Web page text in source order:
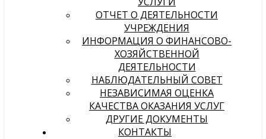
ОТЧЕТ О ДЕЯТЕЛЬНОСТИ
УЧРЕЖДЕНИЯ
ИНФОРМАЦИЯ О ФИНАНСОВО-
ХОЗЯЙСТВЕННОЙ
ДЕЯТЕЛЬНОСТИ
НАБЛЮДАТЕЛЬНЫЙ СОВЕТ
НЕЗАВИСИМАЯ ОЦЕНКА
КАЧЕСТВА ОКАЗАНИЯ УСЛУГ
ДРУГИЕ ДОКУМЕНТЫ
КОНТАКТЫ